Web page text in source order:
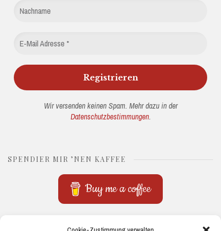
Wir versenden keinen Spam. Mehr dazu in der
Datenschutzbestimmungen.
SPENDIER MIR ’NEN KAFFEE
Buy me a coffee